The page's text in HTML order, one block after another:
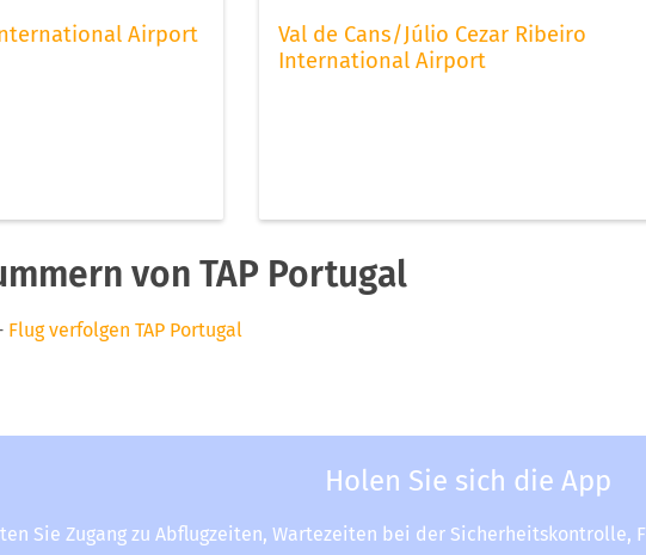
Airport
Val de Cans/Júlio Cezar Ribeiro
International Airport
von TAP Portugal
Flug verfolgen TAP Portugal
Holen Sie sich die App
Sie Zugang zu Abflugzeiten, Wartezeiten bei der Sicherheitskontrolle,